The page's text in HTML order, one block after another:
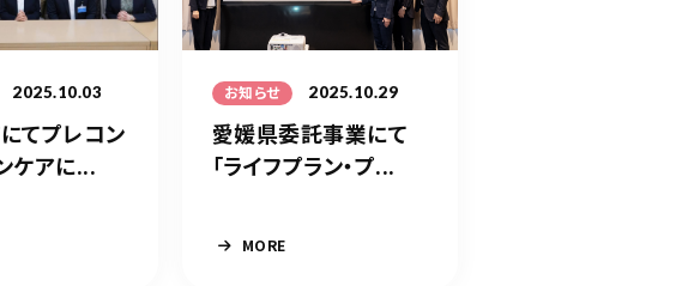
2025.10.03
てプレコン
ケアに...
お知らせ 2025.10.29
愛媛県委託事業にて
「ライフプラン・プ...
MORE